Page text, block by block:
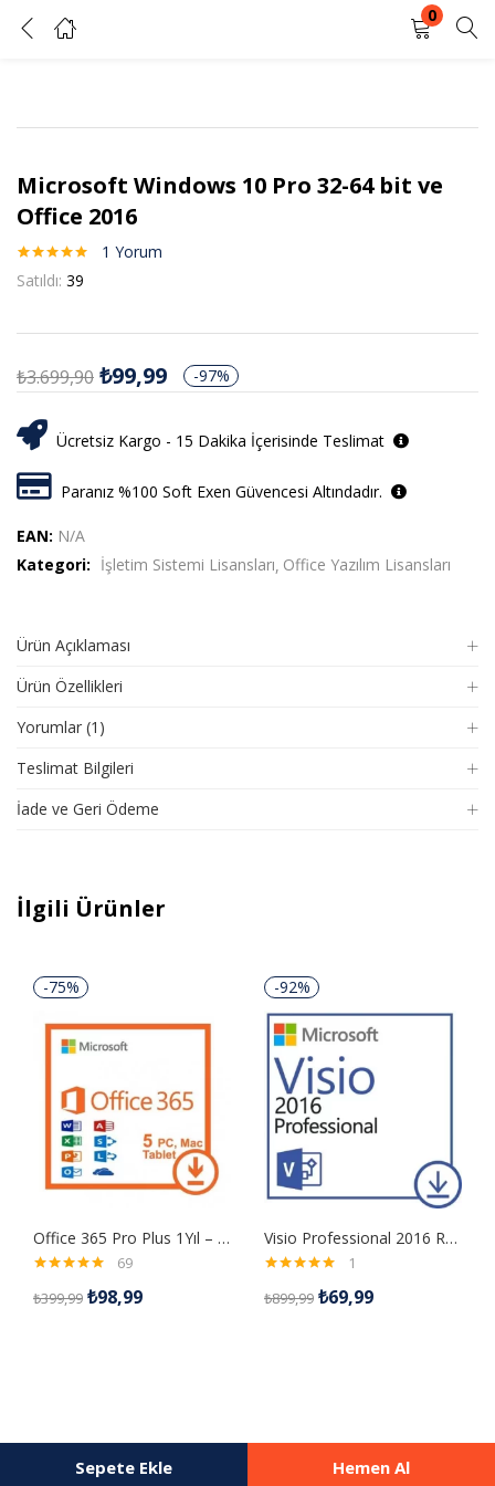
0
KAYIT OL
Kullanıcı adınızı ve şifrenizi girin.
Microsoft Windows 10 Pro 32-64 bit ve
Office 2016
müşteri
puanına
5.00puan
1 Yorum
Satıldı: 39
₺3.699,90 ₺99,99 -97%
Sepete Ekle Hemen Al
Ücretsiz Kargo - 15 Dakika İçerisinde Teslimat
Paranız %100 Soft Exen Güvencesi Altındadır.
EAN: N/A
Kategori: İşletim Sistemi Lisansları Office Yazılım Lisansları
Ürün Açıklaması
Ürün Özellikleri
Yorumlar (1)
Teslimat Bilgileri
İade ve Geri Ödeme
İlgili Ürünler
-75%
Office 365 Pro Plus 1Yıl – Mail Hesabı
4.99oy aldı
69
₺399,99 ₺98,99
-92%
Visio Professional 2016 Retail Dijital Lisans Anahtarı
5.00oy aldı
1
₺899,99 ₺69,99